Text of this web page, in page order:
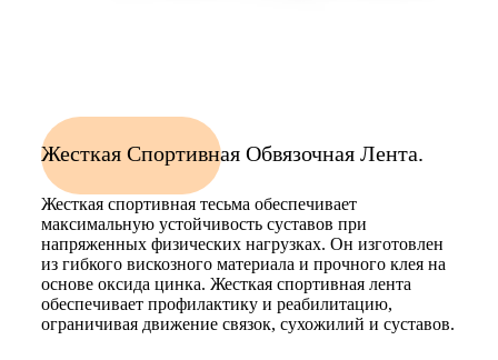
Жесткая Спортивная Обвязочная Лента.
Жесткая спортивная тесьма обеспечивает
максимальную устойчивость суставов при
напряженных физических нагрузках. Он изготовлен
из гибкого вискозного материала и прочного клея на
основе оксида цинка. Жесткая спортивная лента
обеспечивает профилактику и реабилитацию,
ограничивая движение связок, сухожилий и суставов.